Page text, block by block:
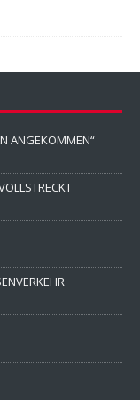
ANGEKOMMEN“